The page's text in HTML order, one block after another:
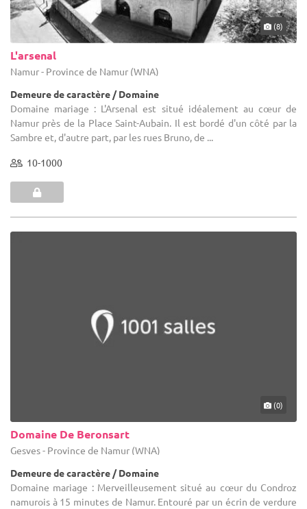
(8)
L'arsenal
Namur - Province de Namur (WNA)
Demeure de caractère / Domaine
Domaine mariage : L'Arsenal est situé idéalement au cœur de
Namur près de la Place Saint-Aubain. Il est bordé d'un côté par la
Sambre et, d'autre part, par les rues Bruno, de ...
10-1000
(0)
Domaine De Beronsart
Gesves - Province de Namur (WNA)
Demeure de caractère / Domaine
Domaine mariage : Merveilleusement situé au cœur du Condroz
namurois à 15 minutes de Namur. Entouré par un écrin de verdure